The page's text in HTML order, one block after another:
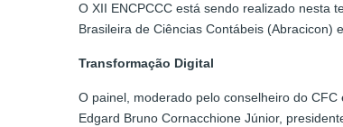
O XII ENCPCCC está sendo realizado nesta
Brasileira de Ciências Contábeis (Abracicon)
Transformação Digital
O painel, moderado pelo conselheiro do
Edgard Bruno Cornacchione Júnior,